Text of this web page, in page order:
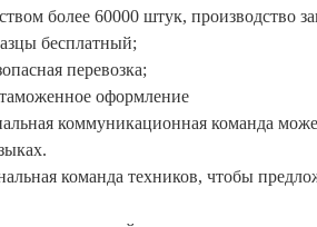
более 60000 штук, производство
бесплатный;
перевозка;
оформление
коммуникационная команда
команда техников, чтобы